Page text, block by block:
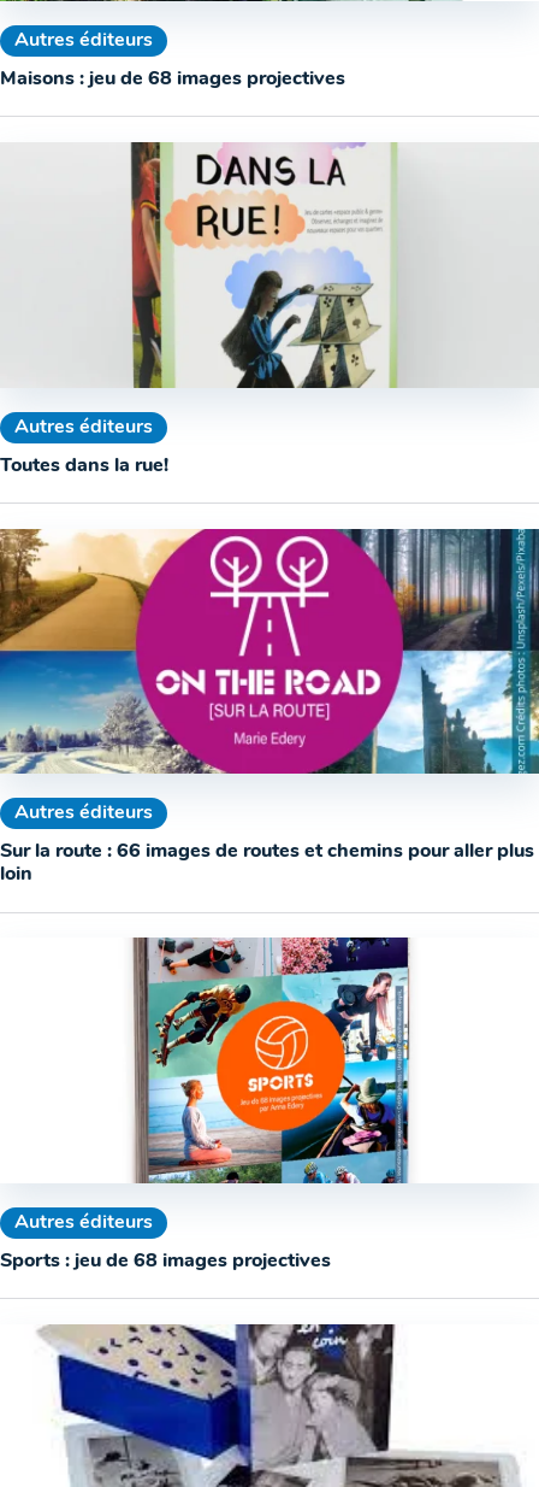
Autres éditeurs
Maisons : jeu de 68 images projectives
Autres éditeurs
Toutes dans la rue!
Autres éditeurs
Sur la route : 66 images de routes et chemins pour aller plus
loin
Autres éditeurs
Sports : jeu de 68 images projectives